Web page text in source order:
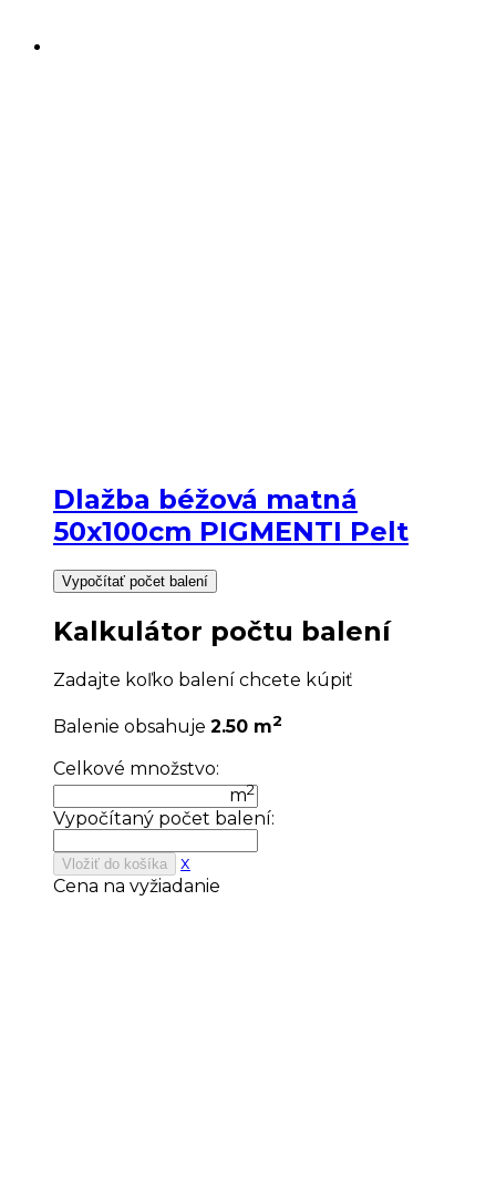
Dlažba béžová matná
50x100cm PIGMENTI Pelt
Vypočítať počet balení
Kalkulátor počtu balení
Zadajte koľko balení chcete kúpiť
Balenie obsahuje 2.50 m2
Celkové množstvo:
m2
Vypočítaný počet balení:
Vložiť do košíka
x
Cena na vyžiadanie